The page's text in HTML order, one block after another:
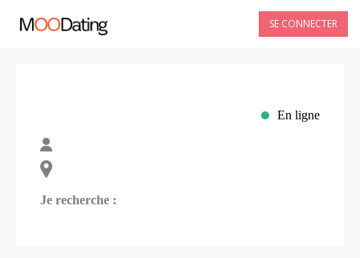
SE CONNECTER
En ligne
Je recherche :